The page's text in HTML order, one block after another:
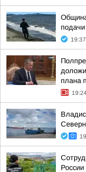
19:37
плана
России